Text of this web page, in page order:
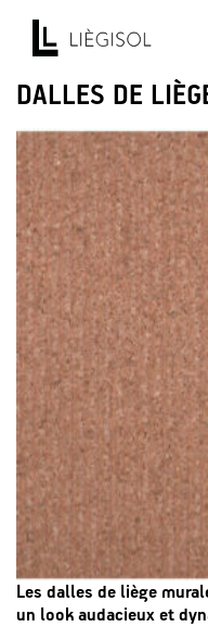
DALLES DE
Les dalles de liège
un look audacieux et